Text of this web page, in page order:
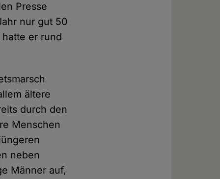
Presse
nur gut 50
er rund
ältere
durch den
Menschen
neben
Männer auf,